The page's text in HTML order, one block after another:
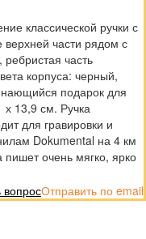
классической ручки с
части рядом с
часть
корпуса: черный,
подарок для
х 13,9 см. Ручка
для гравировки и
Dokumental на 4 км
очень мягко, ярко
Отправить по email